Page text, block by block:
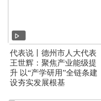
代表说丨德州市人大代表
王世辉：聚焦产业能级提
升 以“产学研用”全链条建
设夯实发展根基